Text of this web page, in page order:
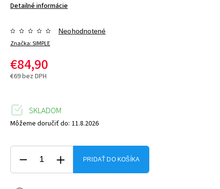
Detailné informácie
Značka:SIMPLE
Neohodnotené
€84,90
€69 bez DPH
SKLADOM
Môžeme doručiť do: 11.8.2026
PRIDAŤ DO KOŠÍKA